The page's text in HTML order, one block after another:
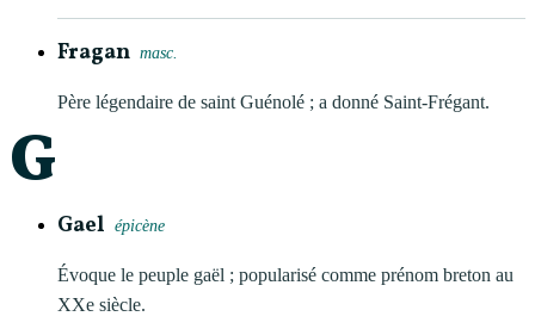
Fragan masc.
Père légendaire de saint Guénolé ; a donné Saint-Frégant.
G
Gael épicène
Évoque le peuple gaël ; popularisé comme prénom breton au
XXe siècle.